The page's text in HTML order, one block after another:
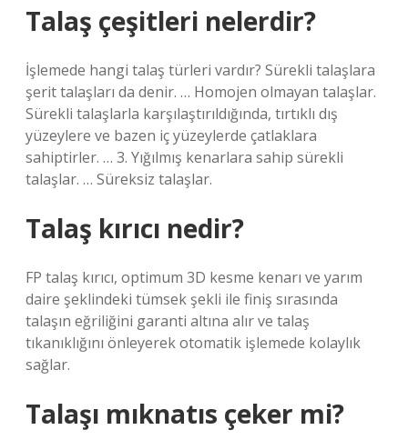
Talaş çeşitleri nelerdir?
İşlemede hangi talaş türleri vardır? Sürekli talaşlara
şerit talaşları da denir. … Homojen olmayan talaşlar.
Sürekli talaşlarla karşılaştırıldığında, tırtıklı dış
yüzeylere ve bazen iç yüzeylerde çatlaklara
sahiptirler. … 3. Yığılmış kenarlara sahip sürekli
talaşlar. … Süreksiz talaşlar.
Talaş kırıcı nedir?
FP talaş kırıcı, optimum 3D kesme kenarı ve yarım
daire şeklindeki tümsek şekli ile finiş sırasında
talaşın eğriliğini garanti altına alır ve talaş
tıkanıklığını önleyerek otomatik işlemede kolaylık
sağlar.
Talaşı mıknatıs çeker mi?